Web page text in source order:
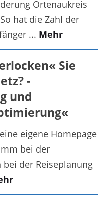
Ortenaukreis
hat die Zahl der
... Mehr
Sie
-
und
eigene Homepage
bei der
der Reiseplanung